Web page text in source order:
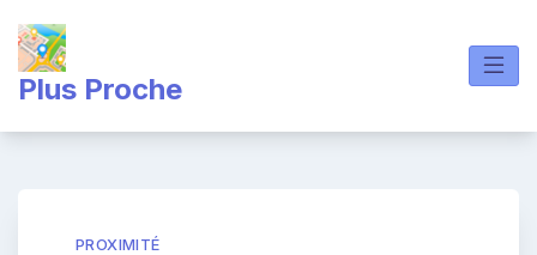
content
Plus Proche
PROXIMITÉ